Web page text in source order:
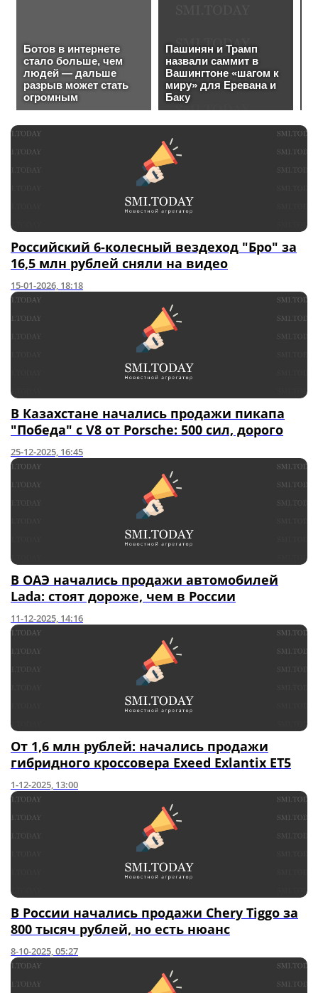
Российский 6-колесный вездеход "Бро" за
16,5 млн рублей сняли на видео
15-01-2026, 18:18
В Казахстане начались продажи пикапа
"Победа" с V8 от Porsche: 500 сил, дорого
25-12-2025, 16:45
В ОАЭ начались продажи автомобилей
Lada: стоят дороже, чем в России
11-12-2025, 14:16
От 1,6 млн рублей: начались продажи
гибридного кроссовера Exeed Exlantix ET5
1-12-2025, 13:00
В России начались продажи Chery Tiggo за
800 тысяч рублей, но есть нюанс
8-10-2025, 05:27